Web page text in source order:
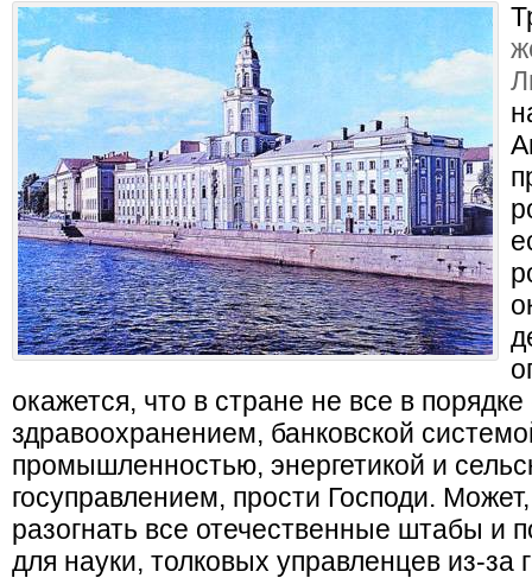
окажется, что в стране не все в
здравоохранением, банковской
промышленностью, энергетикой и
госуправлением, прости Господи.
разогнать все отечественные штабы и
для науки, толковых управленцев из-за